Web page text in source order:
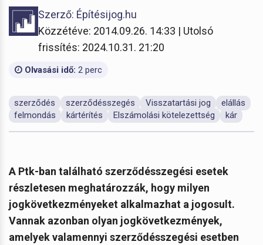
Szerző: Építésijog.hu
Közzétéve: 2014.09.26. 14:33 | Utolsó
frissítés: 2024.10.31. 21:20
Olvasási idő: 2 perc
szerződés szerződésszegés Visszatartási jog
elállás
felmondás
kártérítés Elszámolási kötelezettség kár
A Ptk-ban található szerződésszegési esetek
részletesen meghatározzák, hogy milyen
jogkövetkezményeket alkalmazhat a jogosult.
Vannak azonban olyan jogkövetkezmények,
amelyek valamennyi szerződésszegési esetben